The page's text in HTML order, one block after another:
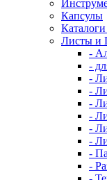
Капсулы
Листы и
-
-
-
-
-
-
-
-
-
-